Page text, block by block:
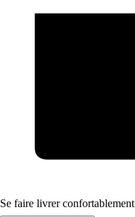
Se faire livrer confortablement